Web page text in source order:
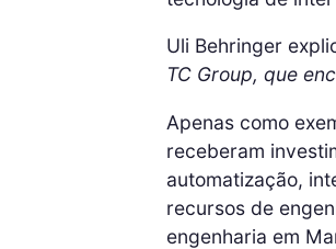
Uli Behringer
TC Group, que
Apenas como
receberam
automatização,
recursos de
engenharia em